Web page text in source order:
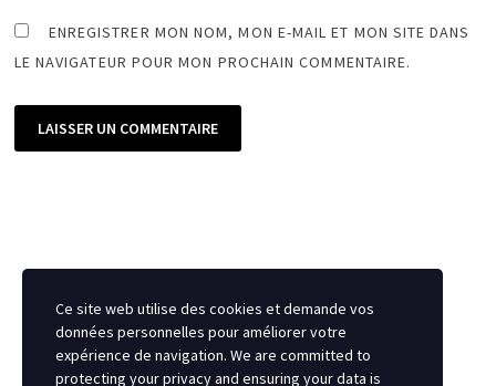
ENREGISTRER MON NOM, MON E-MAIL ET MON SITE DANS
LE NAVIGATEUR POUR MON PROCHAIN COMMENTAIRE.
Ce site web utilise des cookies et demande vos
données personnelles pour améliorer votre
expérience de navigation. We are committed to
protecting your privacy and ensuring your data is